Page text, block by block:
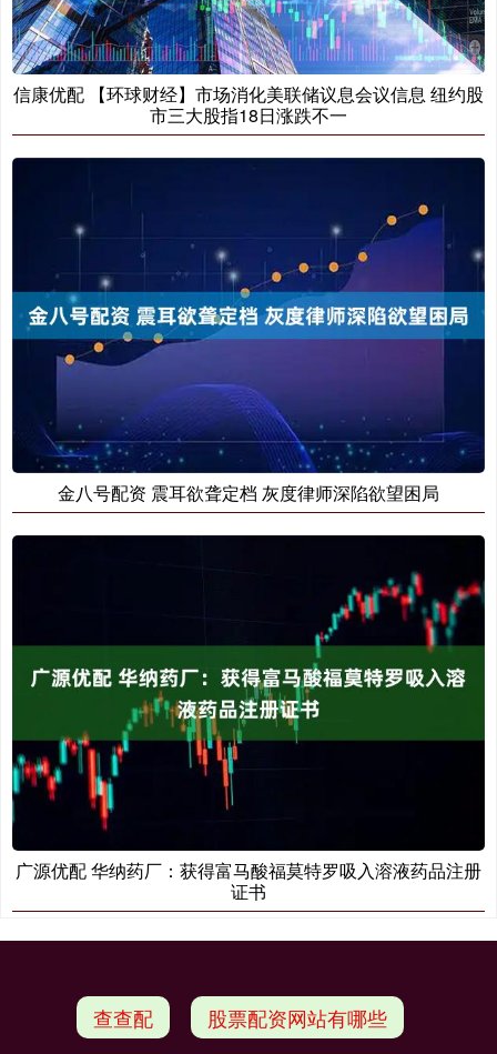
信康优配 【环球财经】市场消化美联储议息会议信息 纽约股
市三大股指18日涨跌不一
金八号配资 震耳欲聋定档 灰度律师深陷欲望困局
广源优配 华纳药厂：获得富马酸福莫特罗吸入溶液药品注册
证书
查查配 股票配资网站有哪些